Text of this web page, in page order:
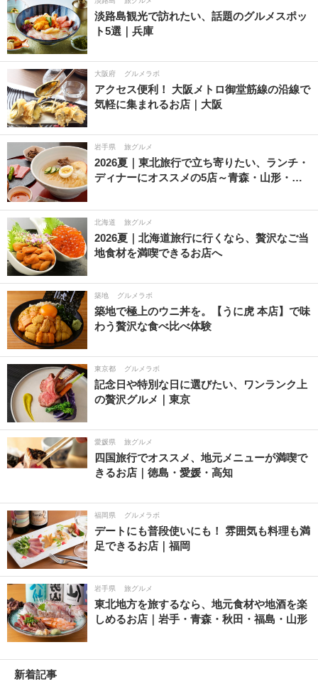
淡路島観光で訪れたい、話題のグルメスポッ
ト5選｜兵庫
大阪府 グルメラボ
アクセス便利！ 大阪メトロ御堂筋線の沿線で
気軽に集まれるお店｜大阪
岩手県 旅グルメ
2026夏｜東北旅行で立ち寄りたい、ランチ・
ディナーにオススメの5店～青森・山形・…
北海道 旅グルメ
2026夏｜北海道旅行に行くなら、贅沢なご当
地食材を満喫できるお店へ
築地 グルメラボ
築地で極上のウニ丼を。【うに虎 本店】で味
わう贅沢な食べ比べ体験
東京都 グルメラボ
記念日や特別な日に選びたい、ワンランク上
の贅沢グルメ｜東京
愛媛県 旅グルメ
四国旅行でオススメ、地元メニューが満喫で
きるお店｜徳島・愛媛・高知
福岡県 グルメラボ
デートにも普段使いにも！ 雰囲気も料理も満
足できるお店｜福岡
岩手県 旅グルメ
東北地方を旅するなら、地元食材や地酒を楽
しめるお店｜岩手・青森・秋田・福島・山形
新着記事